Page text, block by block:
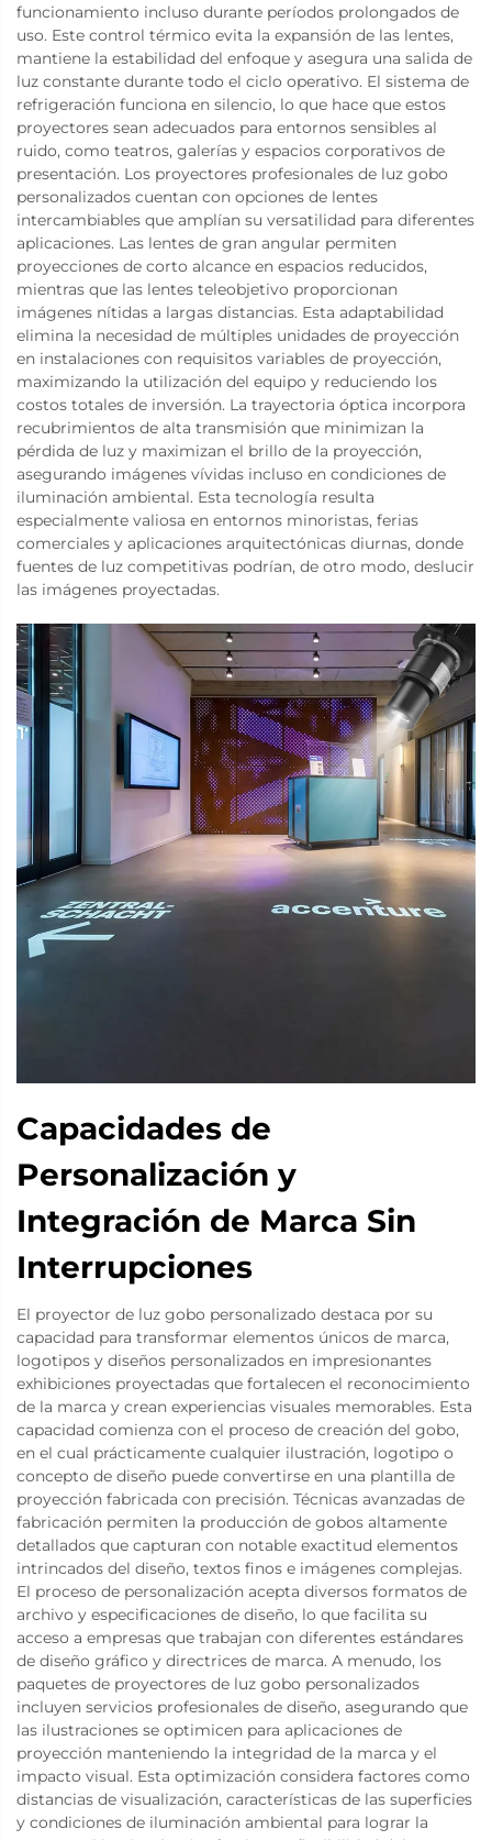
funcionamiento incluso durante períodos prolongados de
uso. Este control térmico evita la expansión de las lentes,
mantiene la estabilidad del enfoque y asegura una salida de
luz constante durante todo el ciclo operativo. El sistema de
refrigeración funciona en silencio, lo que hace que estos
proyectores sean adecuados para entornos sensibles al
ruido, como teatros, galerías y espacios corporativos de
presentación. Los proyectores profesionales de luz gobo
personalizados cuentan con opciones de lentes
intercambiables que amplían su versatilidad para diferentes
aplicaciones. Las lentes de gran angular permiten
proyecciones de corto alcance en espacios reducidos,
mientras que las lentes teleobjetivo proporcionan
imágenes nítidas a largas distancias. Esta adaptabilidad
elimina la necesidad de múltiples unidades de proyección
en instalaciones con requisitos variables de proyección,
maximizando la utilización del equipo y reduciendo los
costos totales de inversión. La trayectoria óptica incorpora
recubrimientos de alta transmisión que minimizan la
pérdida de luz y maximizan el brillo de la proyección,
asegurando imágenes vívidas incluso en condiciones de
iluminación ambiental. Esta tecnología resulta
especialmente valiosa en entornos minoristas, ferias
comerciales y aplicaciones arquitectónicas diurnas, donde
fuentes de luz competitivas podrían, de otro modo, deslucir
las imágenes proyectadas.
Capacidades de
Personalización y
Integración de Marca Sin
Interrupciones
El proyector de luz gobo personalizado destaca por su
capacidad para transformar elementos únicos de marca,
logotipos y diseños personalizados en impresionantes
exhibiciones proyectadas que fortalecen el reconocimiento
de la marca y crean experiencias visuales memorables. Esta
capacidad comienza con el proceso de creación del gobo,
en el cual prácticamente cualquier ilustración, logotipo o
concepto de diseño puede convertirse en una plantilla de
proyección fabricada con precisión. Técnicas avanzadas de
fabricación permiten la producción de gobos altamente
detallados que capturan con notable exactitud elementos
intrincados del diseño, textos finos e imágenes complejas.
El proceso de personalización acepta diversos formatos de
archivo y especificaciones de diseño, lo que facilita su
acceso a empresas que trabajan con diferentes estándares
de diseño gráfico y directrices de marca. A menudo, los
paquetes de proyectores de luz gobo personalizados
incluyen servicios profesionales de diseño, asegurando que
las ilustraciones se optimicen para aplicaciones de
proyección manteniendo la integridad de la marca y el
impacto visual. Esta optimización considera factores como
distancias de visualización, características de las superficies
y condiciones de iluminación ambiental para lograr la